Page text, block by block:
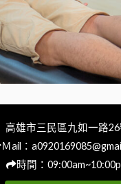
高雄市三民區九如一路26
Ｍail：
時間：